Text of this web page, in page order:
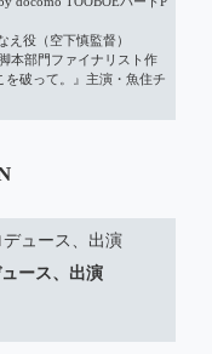
え役（空下慎監督）
本部門ファイナリスト作
破って。』主演・魚住チ
ース、出演